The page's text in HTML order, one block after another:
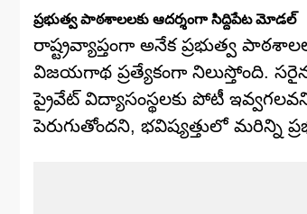
ప్రభుత్వ పాఠశాలలకు ఆదర్శంగా సిద్దిపేట మోడల్
రాష్ట్రవ్యాప్తంగా అనేక ప్రభుత్వ
విజయగాథ ప్రత్యేకంగా నిలుస్తోంది.
ప్రైవేట్ విద్యాసంస్థలకు పోటీ
పెరుగుతోందని, భవిష్యత్తులో మరిన్ని